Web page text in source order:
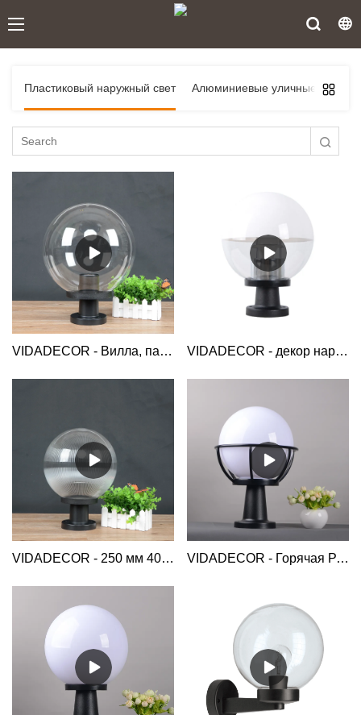
Пластиковый наружный свет Алюминиевые уличные фонари
VIDADECOR - Вилла, парк, водонепроницаемая подъездная дорожка, газон, сад, открытый шар из полиметилметакрилата, современный забор, столб, светильник, столб для ворот, светильник Globe Bollard Light VIDADECOR - декор наружные декоративные аксессуары купол e27 садовый ландшафтный столб ворот свет Globe Bollard Light
VIDADECOR - 250 мм 40 Вт 360 градусов садовая лампа в виде глобуса пластиковая уличная лампа в форме шара ворота светодиодные столбы Globe Bollard Light VIDADECOR - Горячая Распродажа, открытый опаловый белый шар, главные ворота, внешняя корзина, держатель e27, садовый забор, светодиодный столб, светильник Globe Bollard Light